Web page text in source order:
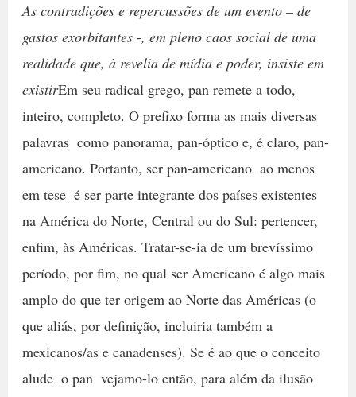
As contradições e repercussões de um evento – de
gastos exorbitantes -, em pleno caos social de uma
realidade que, à revelia de mídia e poder, insiste em
existirEm seu radical grego, pan remete a todo,
inteiro, completo. O prefixo forma as mais diversas
palavras  como panorama, pan-óptico e, é claro, pan-
americano. Portanto, ser pan-americano  ao menos
em tese  é ser parte integrante dos países existentes
na América do Norte, Central ou do Sul: pertencer,
enfim, às Américas. Tratar-se-ia de um brevíssimo
período, por fim, no qual ser Americano é algo mais
amplo do que ter origem ao Norte das Américas (o
que aliás, por definição, incluiria também a
mexicanos/as e canadenses). Se é ao que o conceito
alude  o pan  vejamo-lo então, para além da ilusão